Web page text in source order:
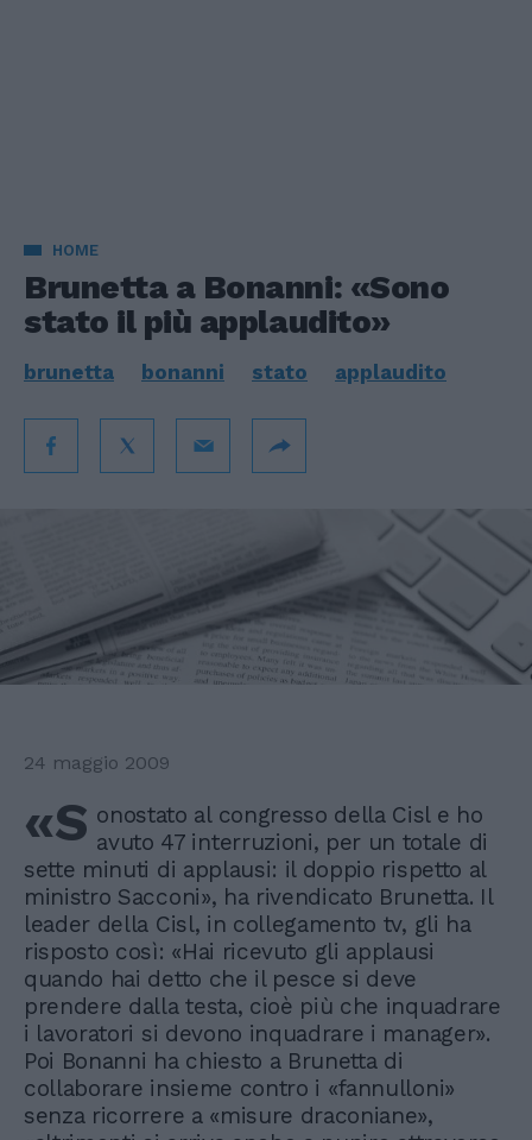
HOME
Brunetta a Bonanni: «Sono
stato il più applaudito»
brunetta bonanni stato applaudito
24 maggio 2009
«S onostato al congresso della Cisl e ho
avuto 47 interruzioni, per un totale di
sette minuti di applausi: il doppio rispetto al
ministro Sacconi», ha rivendicato Brunetta. Il
leader della Cisl, in collegamento tv, gli ha
risposto così: «Hai ricevuto gli applausi
quando hai detto che il pesce si deve
prendere dalla testa, cioè più che inquadrare
i lavoratori si devono inquadrare i manager».
Poi Bonanni ha chiesto a Brunetta di
collaborare insieme contro i «fannulloni»
senza ricorrere a «misure draconiane»,